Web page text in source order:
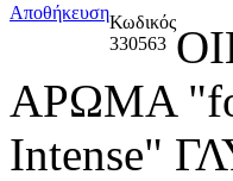
ΑποθήκευσηΚωδικός
330563
ΑΡΩΜΑ
Intense"